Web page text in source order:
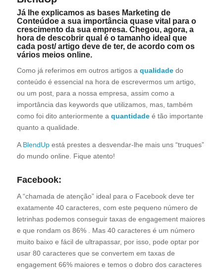
Já lhe explicamos as bases Marketing de
Conteúdoe a sua importância quase vital para o
crescimento da sua empresa. Chegou, agora, a
hora de descobrir qual é o tamanho ideal que
cada post/ artigo deve de ter, de acordo com os
vários meios online.
Como já referimos em outros artigos a qualidadedo
conteúdo é essencial na hora de escrevermos um artigo,
ou um post, para a nossa empresa, assim como a
importância das keywords que utilizamos, mas, também
como foi dito anteriormente a quantidade é tão importante
quanto a qualidade.
A BlendUpestá prestes a desvendar-lhe mais uns “truques”
do mundo online. Fique atento!
Facebook:
A “chamada de atenção” ideal para o Facebook deve ter
exatamente 40 caracteres, com este pequeno número de
letrinhas podemos conseguir taxas de engagement maiores
e que rondam os 86% . Mas 40 caracteres é um número
muito baixo e fácil de ultrapassar, por isso, pode optar por
usar 80 caracteres que se convertem em taxas de
engagement 66% maiores e temos o dobro dos caracteres